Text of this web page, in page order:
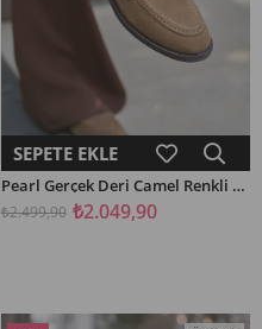
SEPETE EKLE
Pearl Gerçek Deri Camel Renkli Kadın Kısa Topuklu Babet
₺2.049,90
₺2.499,90